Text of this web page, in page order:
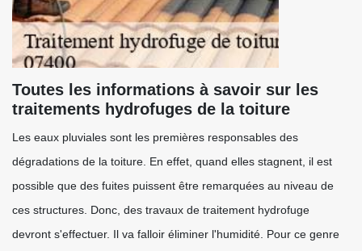
Toutes les informations à savoir sur les
traitements hydrofuges de la toiture
Les eaux pluviales sont les premières responsables des
dégradations de la toiture. En effet, quand elles stagnent, il est
possible que des fuites puissent être remarquées au niveau de
ces structures. Donc, des travaux de traitement hydrofuge
devront s'effectuer. Il va falloir éliminer l'humidité. Pour ce genre